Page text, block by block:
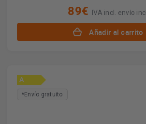
89€ IVA incl. envío incl.
Añadir al carrito
A
*Envío gratuito